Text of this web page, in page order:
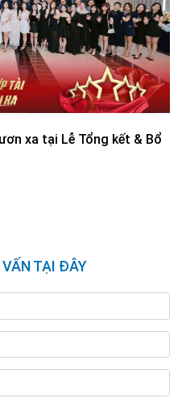
xa tại Lễ Tổng kết & Bổ
TẠI ĐÂY